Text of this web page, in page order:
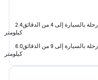
رحلة بالسيارة إلى 4 من الدقائق
2.4
كيلومتر
رحلة بالسيارة إلى 9 من الدقائق
6.0
كيلومتر